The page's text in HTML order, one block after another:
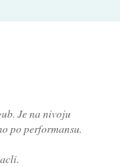
Je na nivoju
po performansu.